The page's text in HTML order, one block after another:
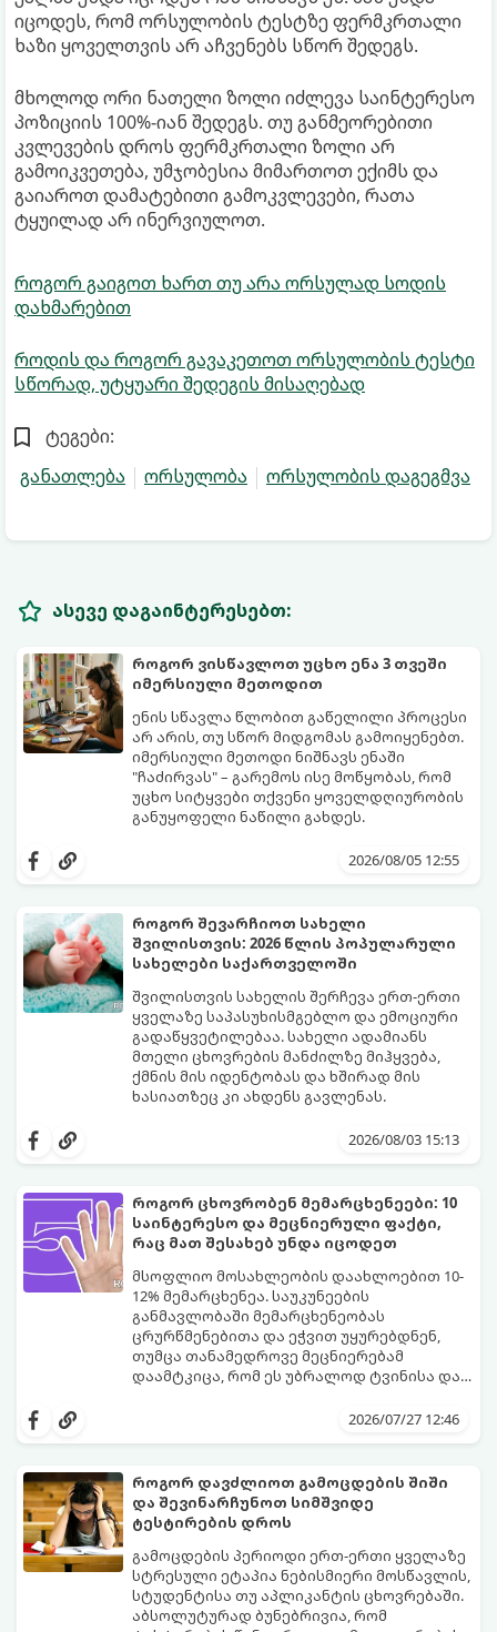
იცოდეს, რომ ორსულობის ტესტზე ფერმკრთალი
ხაზი ყოველთვის არ აჩვენებს სწორ შედეგს.
მხოლოდ ორი ნათელი ზოლი იძლევა საინტერესო
პოზიციის 100%-იან შედეგს. თუ განმეორებითი
კვლევების დროს ფერმკრთალი ზოლი არ
გამოიკვეთება, უმჯობესია მიმართოთ ექიმს და
გაიაროთ დამატებითი გამოკვლევები, რათა
ტყუილად არ ინერვიულოთ.
როგორ გაიგოთ ხართ თუ არა ორსულად სოდის
დახმარებით
როდის და როგორ გავაკეთოთ ორსულობის ტესტი
სწორად, უტყუარი შედეგის მისაღებად
ტეგები:
განათლება
ორსულობა ორსულობის დაგეგმვა
ასევე დაგაინტერესებთ:
როგორ ვისწავლოთ უცხო ენა 3 თვეში
იმერსიული მეთოდით
ენის სწავლა წლობით გაწელილი პროცესი
არ არის, თუ სწორ მიდგომას გამოიყენებთ.
იმერსიული მეთოდი ნიშნავს ენაში
"ჩაძირვას" – გარემოს ისე მოწყობას, რომ
უცხო სიტყვები თქვენი ყოველდღიურობის
განუყოფელი ნაწილი გახდეს.
3 თვეში მნიშვნელოვან პროგრესს
2026/08/05 12:55
როგორ შევარჩიოთ სახელი
შვილისთვის: 2026 წლის პოპულარული
სახელები საქართველოში
შვილისთვის სახელის შერჩევა ერთ-ერთი
ყველაზე საპასუხისმგებლო და ემოციური
გადაწყვეტილებაა. სახელი ადამიანს
მთელი ცხოვრების მანძილზე მიჰყვება,
ქმნის მის იდენტობას და ხშირად მის
ხასიათზეც კი ახდენს გავლენას.
საგრძნობლად შეიცვალა: ტრადიციულ და
ჟღერად და თანამედროვე სახელებს.
2026/08/03 15:13
როგორ ცხოვრობენ მემარცხენეები: 10
საინტერესო და მეცნიერული ფაქტი,
რაც მათ შესახებ უნდა იცოდეთ
მსოფლიო მოსახლეობის დაახლოებით 10-
12% მემარცხენეა. საუკუნეების
განმავლობაში მემარცხენეობას
ცრურწმენებითა და ეჭვით უყურებდნენ,
თუმცა თანამედროვე მეცნიერებამ
დაამტკიცა, რომ ეს უბრალოდ ტვინისა და
ფაქტს იმის შესახებ, თუ როგორ მუშაობს
მათ ყოველდღიურ ცხოვრებაში.
2026/07/27 12:46
როგორ დავძლიოთ გამოცდების შიში
და შევინარჩუნოთ სიმშვიდე
ტესტირების დროს
გამოცდების პერიოდი ერთ-ერთი ყველაზე
სტრესული ეტაპია ნებისმიერი მოსწავლის,
სტუდენტისა თუ აპლიკანტის ცხოვრებაში.
აბსოლუტურად ბუნებრივია, რომ